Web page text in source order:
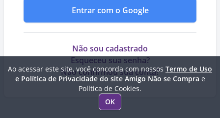
Entrar com o Google
Não sou cadastrado
Esqueceu sua senha?
Não confirmou sua conta?
Ao acessar este site, você concorda com nossos Termo de Uso
e Política de Privacidade do site Amigo Não se Compra e
Política de Cookies.
OK